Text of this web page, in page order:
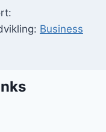
Business